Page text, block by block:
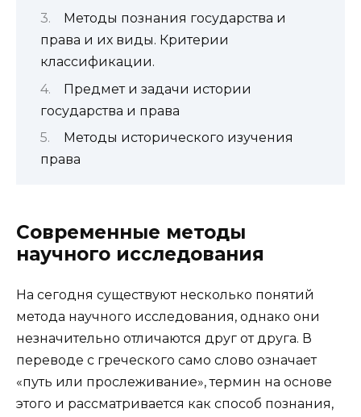
Методы познания государства и
права и их виды. Критерии
классификации.
Предмет и задачи истории
государства и права
Методы исторического изучения
права
Современные методы
научного исследования
На сегодня существуют несколько понятий
метода научного исследования, однако они
незначительно отличаются друг от друга. В
переводе с греческого само слово означает
«путь или прослеживание», термин на основе
этого и рассматривается как способ познания,